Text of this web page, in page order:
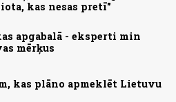
kas nesas pretī"
apgabalā - eksperti min
mērķus
kas plāno apmeklēt Lietuvu